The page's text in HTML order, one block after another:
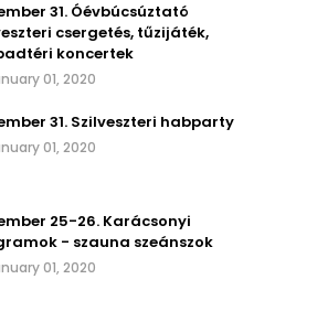
31. Óévbúcsúztató
csergetés, tűzijáték,
koncertek
01, 2020
31. Szilveszteri habparty
01, 2020
25-26. Karácsonyi
- szauna szeánszok
01, 2020